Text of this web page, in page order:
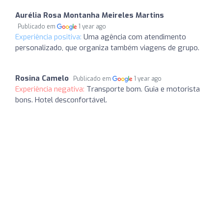
Aurélia Rosa Montanha Meireles Martins
Publicado em 1 year ago
Experiência positiva: Uma agência com atendimento
personalizado, que organiza também viagens de grupo.
Rosina Camelo Publicado em 1 year ago
Experiência negativa: Transporte bom. Guia e motorista
bons. Hotel desconfortável.